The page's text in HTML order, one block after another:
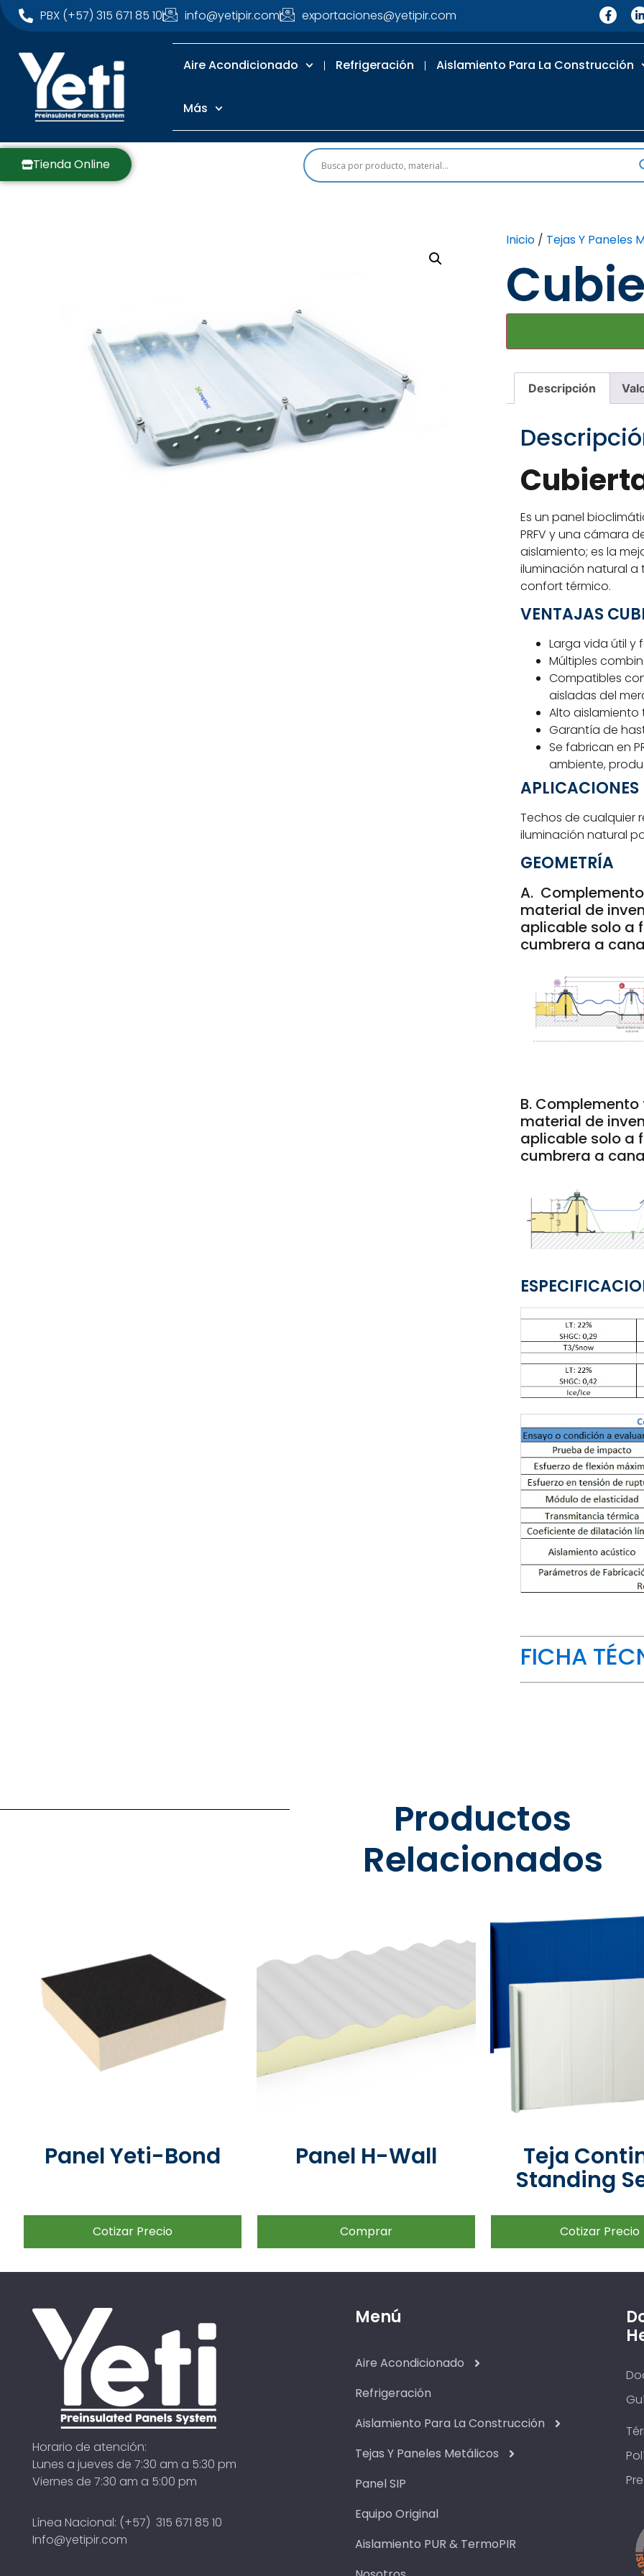
PBX (+57) 315 671 85 10 info@yetipir.com exportaciones@yetipir.com
Aire Acondicionado Refrigeración Aislamiento Para La Construcción
Más
Tienda Online
Inicio / Tejas Y Paneles
Descripción
Es un panel
PRFV y una cámara
aislamiento; es la
iluminación natural a
confort térmico.
VENTAJAS
Larga vida útil y
Múltiples
Compatibles
aisladas del
Alto aislamiento
Garantía de
Se fabrican en
ambiente,
APLICACIONES
Techos de cualquier
iluminación natural
GEOMETRÍA
A.
material de
aplicable solo a
cumbrera a
B.
material de
aplicable solo a
cumbrera a
FICHA
Productos
Relacionados
Panel Yeti-Bond
Cotizar Precio
Panel H-Wall
Comprar
Teja
Standing
Cotizar Precio
Horario de atención:
Lunes a jueves de 7:30 am a 5:30 pm
Viernes de 7:30 am a 5:00 pm
Línea Nacional: (+57) 315 671 85 10
Info@yetipir.com
Menú
Aire Acondicionado
Refrigeración
Aislamiento Para La Construcción
Tejas Y Paneles Metálicos
Panel SIP
Equipo Original
Aislamiento PUR & TermoPIR